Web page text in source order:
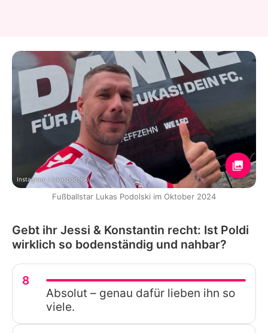
Instagram / lukaspodolski
Fußballstar Lukas Podolski im Oktober 2024
Gebt ihr Jessi & Konstantin recht: Ist Poldi
wirklich so bodenständig und nahbar?
8
Absolut – genau dafür lieben ihn so
viele.